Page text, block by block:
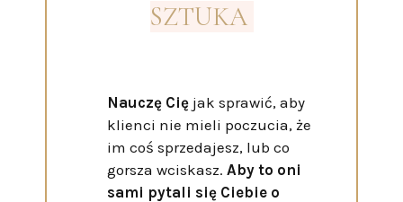
SZTUKA
Nauczę Cięjak sprawić, aby
klienci nie mieli poczucia, że
im coś sprzedajesz, lub co
gorsza wciskasz. Aby to oni
sami pytali się Ciebie o